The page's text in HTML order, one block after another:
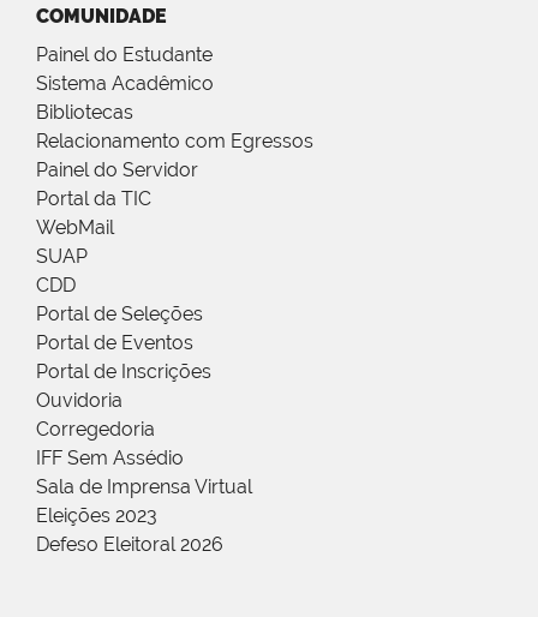
COMUNIDADE
Painel do Estudante
Sistema Acadêmico
Bibliotecas
Relacionamento com Egressos
Painel do Servidor
Portal da TIC
WebMail
SUAP
CDD
Portal de Seleções
Portal de Eventos
Portal de Inscrições
Ouvidoria
Corregedoria
IFF Sem Assédio
Sala de Imprensa Virtual
Eleições 2023
Defeso Eleitoral 2026